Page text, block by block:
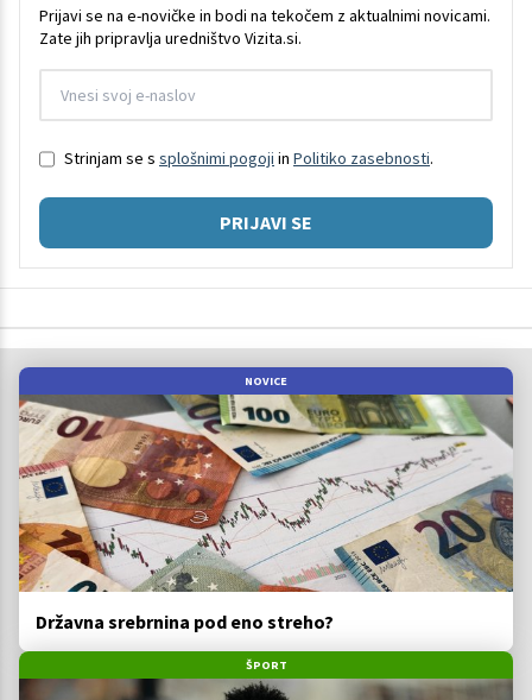
Prijavi se na e-novičke in bodi na tekočem z aktualnimi novicami.
Zate jih pripravlja uredništvo Vizita.si.
Strinjam se s splošnimi pogoji in Politiko zasebnosti.
PRIJAVI SE
NOVICE
Državna srebrnina pod eno streho?
ŠPORT